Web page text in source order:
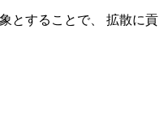
とすることで、 拡散に貢